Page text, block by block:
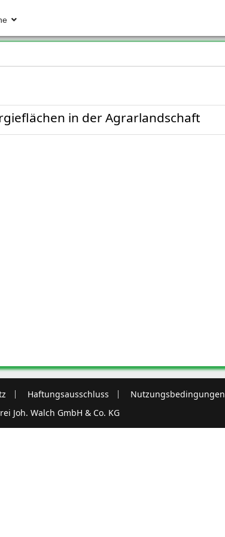
in der Agrarlandschaft
Haftungsausschluss Nutzungsbedingungen
Joh. Walch GmbH & Co. KG